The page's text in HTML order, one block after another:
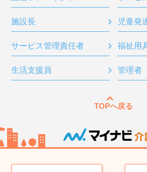
施設長 児童発
サービス管理責任者 福祉用
生活支援員 管理者
TOPへ戻る